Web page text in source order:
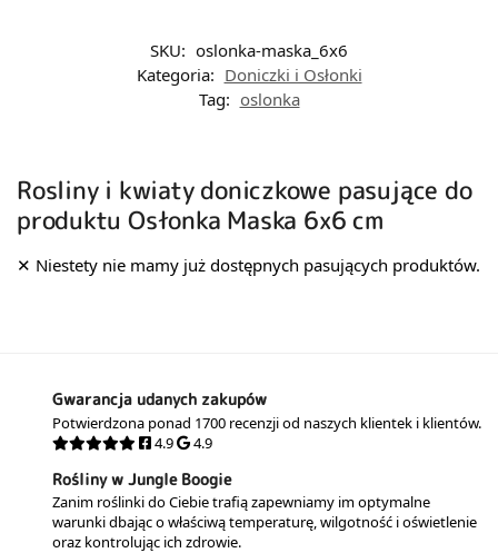
SKU: oslonka-maska_6x6
Kategoria: Doniczki i Osłonki
Tag: oslonka
Rosliny i kwiaty doniczkowe pasujące do
produktu Osłonka Maska 6x6 cm
Gwarancja udanych zakupów
Potwierdzona ponad 1700 recenzji od naszych klientek i klientów.
4.9
4.9
Rośliny w Jungle Boogie
Zanim roślinki do Ciebie trafią zapewniamy im optymalne
warunki dbając o właściwą temperaturę, wilgotność i oświetlenie
oraz kontrolując ich zdrowie.